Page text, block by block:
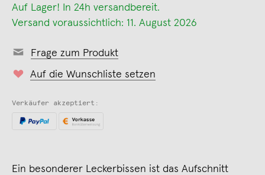
Auf Lager! In 24h versandbereit.
Versand voraussichtlich: 11. August 2026
Frage zum Produkt
Auf die Wunschliste setzen
Verkäufer akzeptiert:
Ein besonderer Leckerbissen ist das Aufschnitt